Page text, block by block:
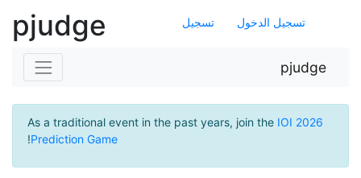
تسجيل الدخول تسجيل pjudge
pjudge
As a traditional event in the past years, join the IOI 2026
Prediction Game
!